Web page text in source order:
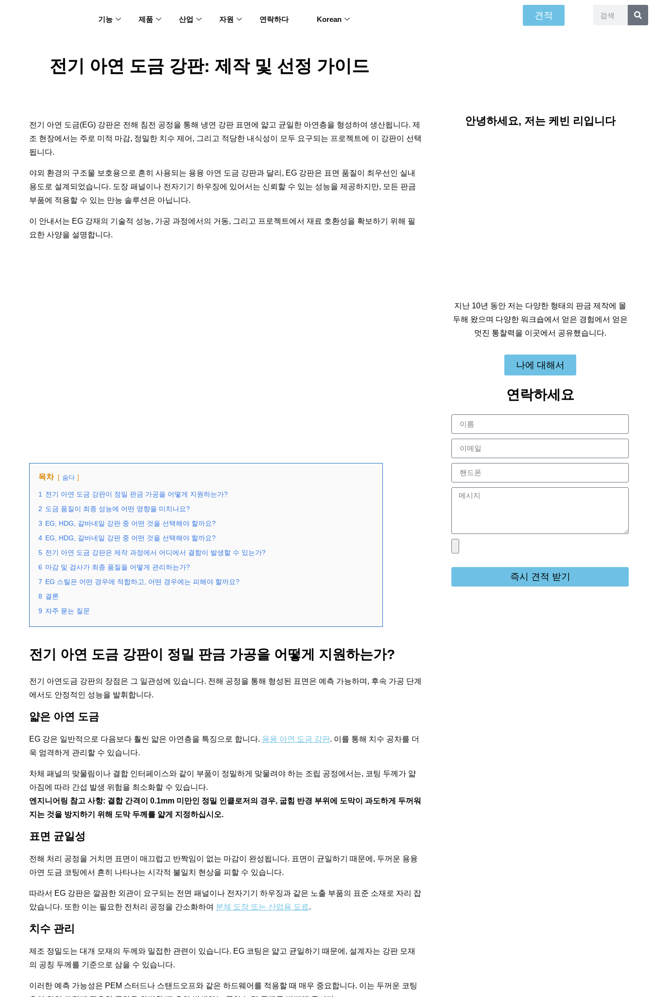
기능 제품 산업 자원 연락하다 Korean 견적
전기 아연 도금 강판: 제작 및 선정 가이드
전기 아연 도금(EG) 강판은 전해 침전 공정을 통해 냉연 강판 표면에 얇고 균일한 아연층을 형성하여 생산됩니다. 제
조 현장에서는 주로 미적 마감, 정밀한 치수 제어, 그리고 적당한 내식성이 모두 요구되는 프로젝트에 이 강판이 선택
됩니다.
야외 환경의 구조물 보호용으로 흔히 사용되는 용융 아연 도금 강판과 달리, EG 강판은 표면 품질이 최우선인 실내
용도로 설계되었습니다. 도장 패널이나 전자기기 하우징에 있어서는 신뢰할 수 있는 성능을 제공하지만, 모든 판금
부품에 적용할 수 있는 만능 솔루션은 아닙니다.
이 안내서는 EG 강재의 기술적 성능, 가공 과정에서의 거동, 그리고 프로젝트에서 재료 호환성을 확보하기 위해 필
요한 사양을 설명합니다.
목차 숨다
1
전기 아연 도금 강판이 정밀 판금 가공을 어떻게 지원하는가?
2 도금 품질이 최종 성능에 어떤 영향을 미치나요?
3 EG, HDG, 갈바네일 강판 중 어떤 것을 선택해야 할까요?
4 EG, HDG, 갈바네일 강판 중 어떤 것을 선택해야 할까요?
5 전기 아연 도금 강판은 제작 과정에서 어디에서 결함이 발생할 수 있는가?
6 마감 및 검사가 최종 품질을 어떻게 관리하는가?
7 EG 스틸은 어떤 경우에 적합하고, 어떤 경우에는 피해야 할까요?
8 결론
9 자주 묻는 질문
전기 아연 도금 강판이 정밀 판금 가공을 어떻게 지원하는가?
전기 아연도금 강판의 장점은 그 일관성에 있습니다. 전해 공정을 통해 형성된 표면은 예측 가능하며, 후속 가공 단계
에서도 안정적인 성능을 발휘합니다.
얇은 아연 도금
EG 강은 일반적으로 다음보다 훨씬 얇은 아연층을 특징으로 합니다. 용융 아연 도금 강판. 이를 통해 치수 공차를 더
욱 엄격하게 관리할 수 있습니다.
차체 패널의 맞물림이나 결합 인터페이스와 같이 부품이 정밀하게 맞물려야 하는 조립 공정에서는, 코팅 두께가 얇
아짐에 따라 간섭 발생 위험을 최소화할 수 있습니다.
엔지니어링 참고 사항: 결합 간격이 0.1mm 미만인 정밀 인클로저의 경우, 굽힘 반경 부위에 도막이 과도하게 두꺼워
지는 것을 방지하기 위해 도막 두께를 얇게 지정하십시오.
표면 균일성
전해 처리 공정을 거치면 표면이 매끄럽고 반짝임이 없는 마감이 완성됩니다. 표면이 균일하기 때문에, 두꺼운 용융
아연 도금 코팅에서 흔히 나타나는 시각적 불일치 현상을 피할 수 있습니다.
따라서 EG 강판은 깔끔한 외관이 요구되는 전면 패널이나 전자기기 하우징과 같은 노출 부품의 표준 소재로 자리 잡
았습니다. 또한 이는 필요한 전처리 공정을 간소화하여 분체 도장 또는 산업용 도료.
치수 관리
제조 정밀도는 대개 모재의 두께와 밀접한 관련이 있습니다. EG 코팅은 얇고 균일하기 때문에, 설계자는 강판 모재
의 공칭 두께를 기준으로 삼을 수 있습니다.
이러한 예측 가능성은 PEM 스터드나 스탠드오프와 같은 하드웨어를 적용할 때 매우 중요합니다. 이는 두꺼운 코팅
안녕하세요, 저는 케빈 리입니다
지난 10년 동안 저는 다양한 형태의 판금 제작에 몰
두해 왔으며 다양한 워크숍에서 얻은 경험에서 얻은
멋진 통찰력을 이곳에서 공유했습니다.
나에 대해서
연락하세요
즉시 견적 받기